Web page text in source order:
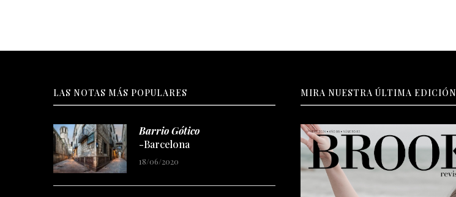
LAS NOTAS MÁS POPULARES
Barrio Gótico
-Barcelona
18/06/2020
MIRA NUESTRA ÚLTIMA EDICIÓN